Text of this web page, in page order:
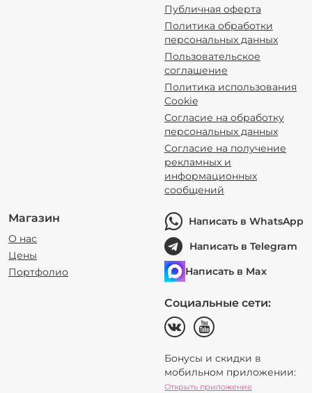
Публичная оферта
Политика обработки
персональных данных
Пользовательское
соглашение
Политика использования
Cookie
Согласие на обработку
персональных данных
Согласие на получение
рекламных и
информационных
сообщений
Магазин
О нас
Цены
Портфолио
Написать в WhatsApp
Написать в Telegram
Написать в Max
Социальные сети:
Бонусы и скидки в
мобильном приложении:
Открыть приложение